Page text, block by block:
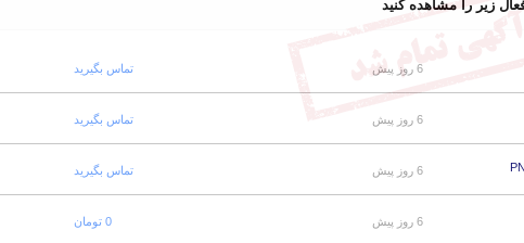
زیر را مشاهده کنید
6 روز پیش تماس بگیرید
6 روز پیش تماس بگیرید
6 روز پیش تماس بگیرید
6 روز پیش 0 تومان